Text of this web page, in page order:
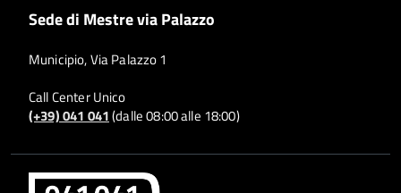
Sede di Mestre via Palazzo
Municipio, Via Palazzo 1
Call Center Unico
(+39) 041 041(dalle 08:00 alle 18:00)